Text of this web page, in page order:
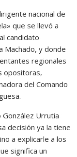
nacional de
que se llevó a
candidato
Machado, y donde
regionales
opositoras,
del Comando
González Urrutia
decisión ya la tiene
a explicarle a los
significa un